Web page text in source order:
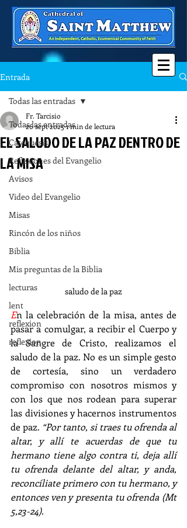
Entrada
Todas las entradas
Catequesis
Reflexiones del Evangelio
Avisos
Video del Evangelio
Misas
Rincón de los niños
Biblia
Mis preguntas de la Biblia
lecturas
lent
reflexion
reflexion
Todas las entradas
EL SALUDO DE LA PAZ DENTRO DE
LA MISA
Fr. Tarcisio
26 sept 20251 min de lectura
saludo de la paz
En la celebración de la misa, antes de
pasar a comulgar, a recibir el Cuerpo y
la Sangre de Cristo, realizamos el
saludo de la paz. No es un simple gesto
de cortesía, sino un verdadero
compromiso con nosotros mismos y
con los que nos rodean para superar
las divisiones y hacernos instrumentos
de paz. “Por tanto, si traes tu ofrenda al
altar, y allí te acuerdas de que tu
hermano tiene algo contra ti, deja allí
tu ofrenda delante del altar, y anda,
reconcíliate primero con tu hermano, y
entonces ven y presenta tu ofrenda (Mt
5,23-24).